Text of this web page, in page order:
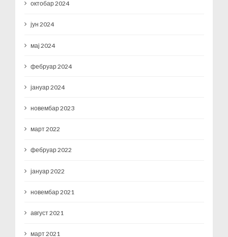
октобар 2024
јун 2024
мај 2024
фебруар 2024
јануар 2024
новембар 2023
март 2022
фебруар 2022
јануар 2022
новембар 2021
август 2021
март 2021